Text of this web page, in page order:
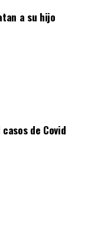
a su hijo
de Covid